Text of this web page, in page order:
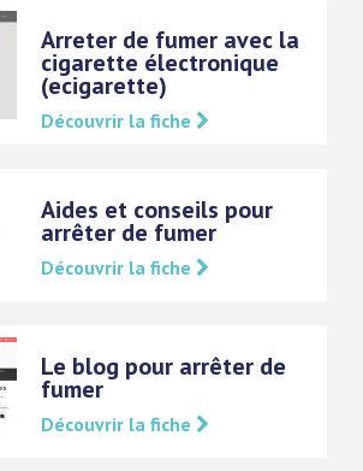
Arreter de fumer avec la
cigarette électronique
(ecigarette)
Découvrir la fiche
Aides et conseils pour
arrêter de fumer
Découvrir la fiche
Le blog pour arrêter de
fumer
Découvrir la fiche